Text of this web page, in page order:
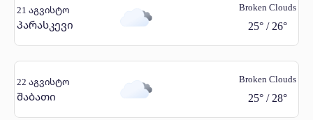
21 აგვისტო
პარასკევი
Broken Clouds
25°/26°
22 აგვისტო
შაბათი
Broken Clouds
25°/28°